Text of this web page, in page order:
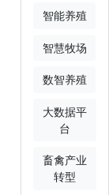
智能养殖
智慧牧场
数智养殖
大数据平
台
畜禽产业
转型